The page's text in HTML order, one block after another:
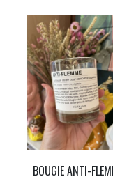
BOUGIE ANTI-